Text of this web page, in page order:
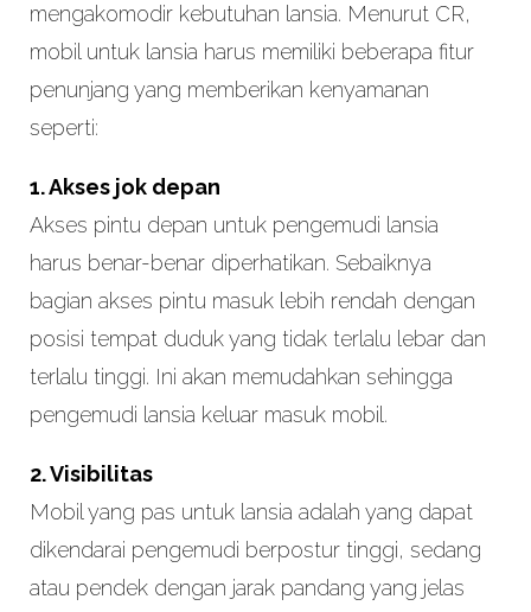
mengakomodir kebutuhan lansia. Menurut CR,
mobil untuk lansia harus memiliki beberapa fitur
penunjang yang memberikan kenyamanan
seperti:
1. Akses jok depan
Akses pintu depan untuk pengemudi lansia
harus benar-benar diperhatikan. Sebaiknya
bagian akses pintu masuk lebih rendah dengan
posisi tempat duduk yang tidak terlalu lebar dan
terlalu tinggi. Ini akan memudahkan sehingga
pengemudi lansia keluar masuk mobil.
2. Visibilitas
Mobil yang pas untuk lansia adalah yang dapat
dikendarai pengemudi berpostur tinggi, sedang
atau pendek dengan jarak pandang yang jelas